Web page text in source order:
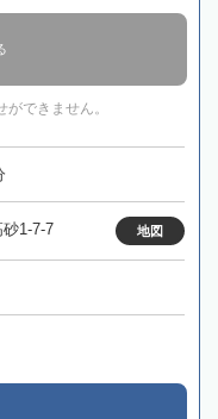
できません。
1-7-7 地図